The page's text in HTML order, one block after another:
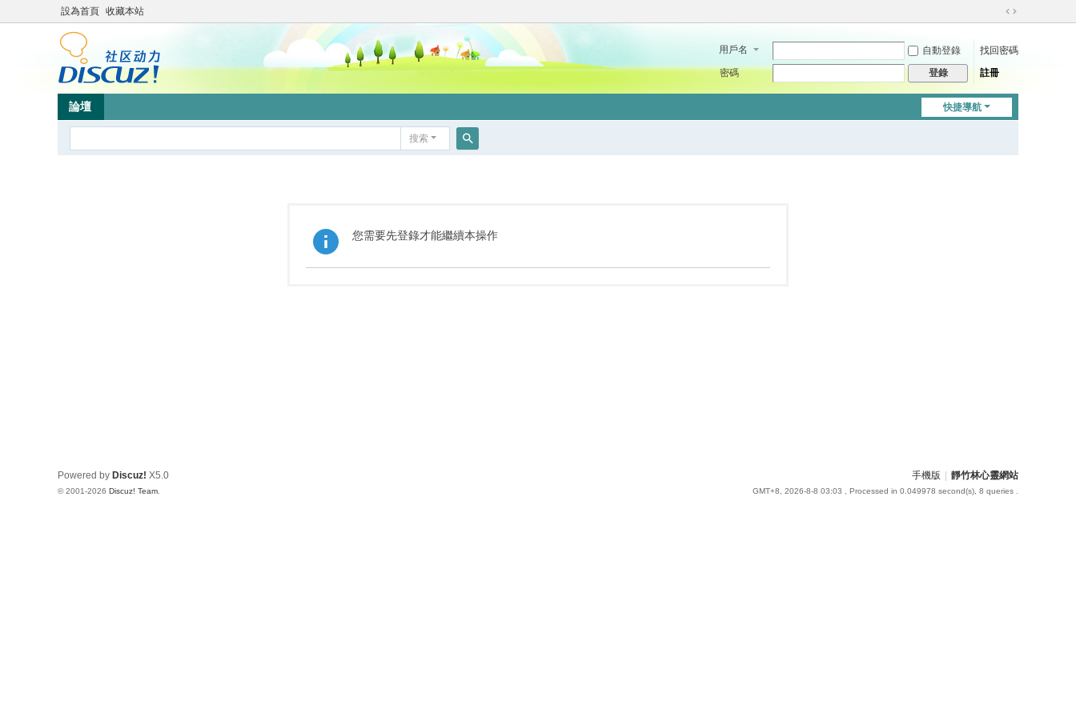
設為首頁 收藏本站
切
到
用戶名 自動登錄
找回密碼
密碼
登錄 註冊
快捷導航
論壇
搜索
您需要先登錄才能繼續本操作
手機版 靜竹林心靈網站
GMT+8, 2026-8-8 03:03 , Processed in 0.049978 second(s), 8 queries .
Powered by Discuz! X5.0
© 2001-2026 Discuz! Team